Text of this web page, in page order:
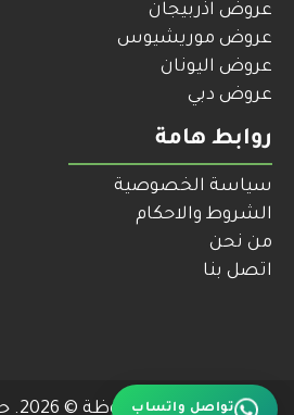
عروض اذربيجان
عروض موريشيوس
عروض اليونان
عروض دبي
روابط هامة
سياسة الخصوصية
الشروط والاحكام
من نحن
اتصل بنا
تواصل واتساب